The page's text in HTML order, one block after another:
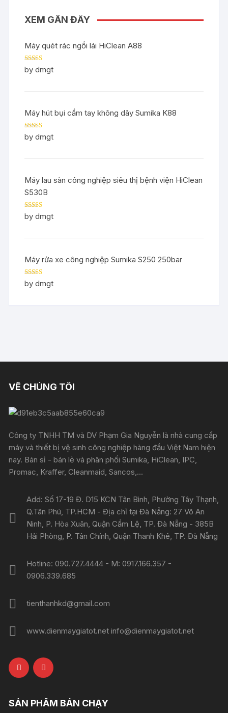
XEM GẦN ĐÂY
Máy quét rác ngồi lái HiClean A88
Rated5out
of 5
by dmgt
Máy hút bụi cầm tay không dây Sumika K88
Rated5out
of 5
by dmgt
Máy lau sàn công nghiệp siêu thị bệnh viện HiClean
S530B
Rated5out
of 5
by dmgt
Máy rửa xe công nghiệp Sumika S250 250bar
Rated5out
of 5
by dmgt
VỀ CHÚNG TÔI
Công ty TNHH TM và DV Phạm Gia Nguyễn là nhà cung cấp
máy và thiết bị vệ sinh công nghiệp hàng đầu Việt Nam hiện
nay. Bán sỉ - bán lẻ và phân phối Sumika, HiClean, IPC,
Promac, Kraffer, Cleanmaid, Sancos,...
Add: Số 17-19 Đ. D15 KCN Tân Bình, Phường Tây Thạnh,
Q.Tân Phú, TP.HCM - Địa chỉ tại Đà Nẵng: 27 Võ An
Ninh, P. Hòa Xuân, Quận Cẩm Lệ, TP. Đà Nẵng - 385B
Hải Phòng, P. Tân Chính, Quận Thanh Khê, TP. Đà Nẵng
Hotline: 090.727.4444 - M: 0917.166.357 -
0906.339.685
tienthanhkd@gmail.com
www.dienmaygiatot.net info@dienmaygiatot.net
SẢN PHẨM BÁN CHẠY